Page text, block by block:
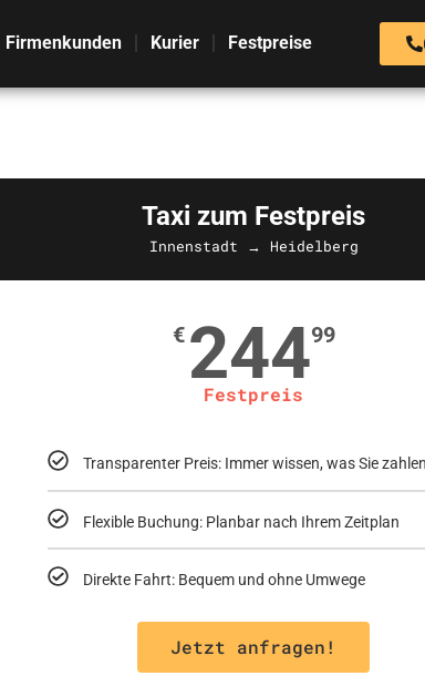
Firmenkunden Kurier Festpreise
Taxi zum Festpreis
Innenstadt → Heidelberg
€ 24499
Festpreis
Transparenter Preis: Immer wissen, was Sie zahlen
Flexible Buchung: Planbar nach Ihrem Zeitplan
Direkte Fahrt: Bequem und ohne Umwege
Jetzt anfragen!